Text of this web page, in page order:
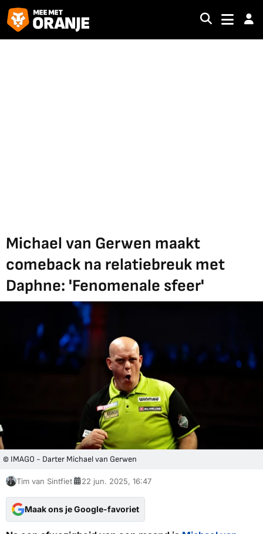
Michael van Gerwen maakt
comeback na relatiebreuk met
Daphne: 'Fenomenale sfeer'
© IMAGO - Darter Michael van Gerwen
Tim van Sintfiet 22 jun. 2025, 16:47
Maak ons je Google-favoriet